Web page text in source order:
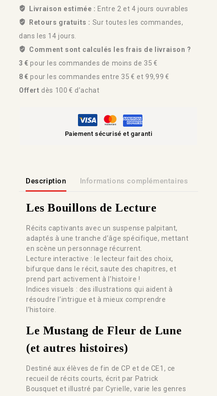
Livraison estimée : Entre 2 et 4 jours ouvrables
Retours gratuits : Sur toutes les commandes,
dans les 14 jours.
Comment sont calculés les frais de livraison ?
3 € pour les commandes de moins de 35 €
8 € pour les commandes entre 35 € et 99,99 €
Offert dès 100 € d’achat
Paiement sécurisé et garanti
Description Informations complémentaires
Les Bouillons de Lecture
Récits captivants avec un suspense palpitant,
adaptés à une tranche d’âge spécifique, mettant
en scène un personnage récurrent.
Lecture interactive : le lecteur fait des choix,
bifurque dans le récit, saute des chapitres, et
prend part activement à l’histoire !
Indices visuels : des illustrations qui aident à
résoudre l’intrigue et à mieux comprendre
l’histoire.
Le Mustang de Fleur de Lune
(et autres histoires)
Destiné aux élèves de fin de CP et de CE1, ce
recueil de récits courts, écrit par Patrick
Bousquet et illustré par Cyrielle, varie les genres